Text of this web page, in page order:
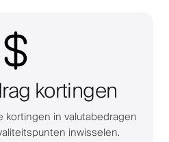
kortingen
kortingen in valutabedragen
inwisselen.